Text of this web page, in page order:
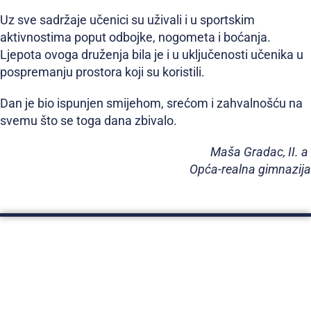
Uz sve sadržaje učenici su uživali i u sportskim
aktivnostima poput odbojke, nogometa i boćanja.
Ljepota ovoga druženja bila je i u uključenosti učenika u
pospremanju prostora koji su koristili.
Dan je bio ispunjen smijehom, srećom i zahvalnošću na
svemu što se toga dana zbivalo.
Maša Gradac, II. a
Opća-realna gimnazija